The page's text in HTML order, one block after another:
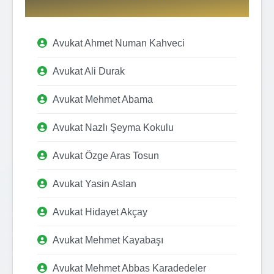
Avukat Ahmet Numan Kahveci
Avukat Ali Durak
Avukat Mehmet Abama
Avukat Nazlı Şeyma Kokulu
Avukat Özge Aras Tosun
Avukat Yasin Aslan
Avukat Hidayet Akçay
Avukat Mehmet Kayabaşı
Avukat Mehmet Abbas Karadedeler